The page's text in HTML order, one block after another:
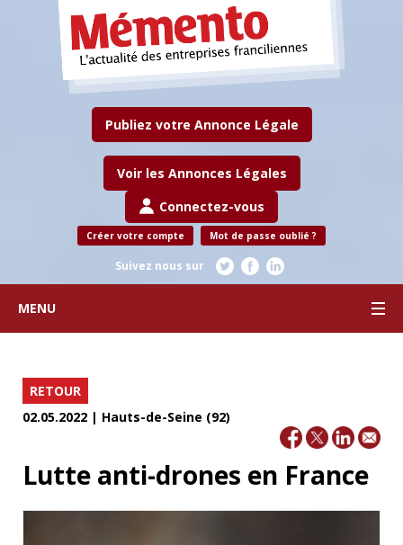
Publiez votre Annonce Légale
Voir les Annonces Légales
Connectez-vous
Créer votre compte Mot de passe oublié ?
Suivez nous sur
MENU
RETOUR
02.05.2022 | Hauts-de-Seine (92)
Lutte anti-drones en France